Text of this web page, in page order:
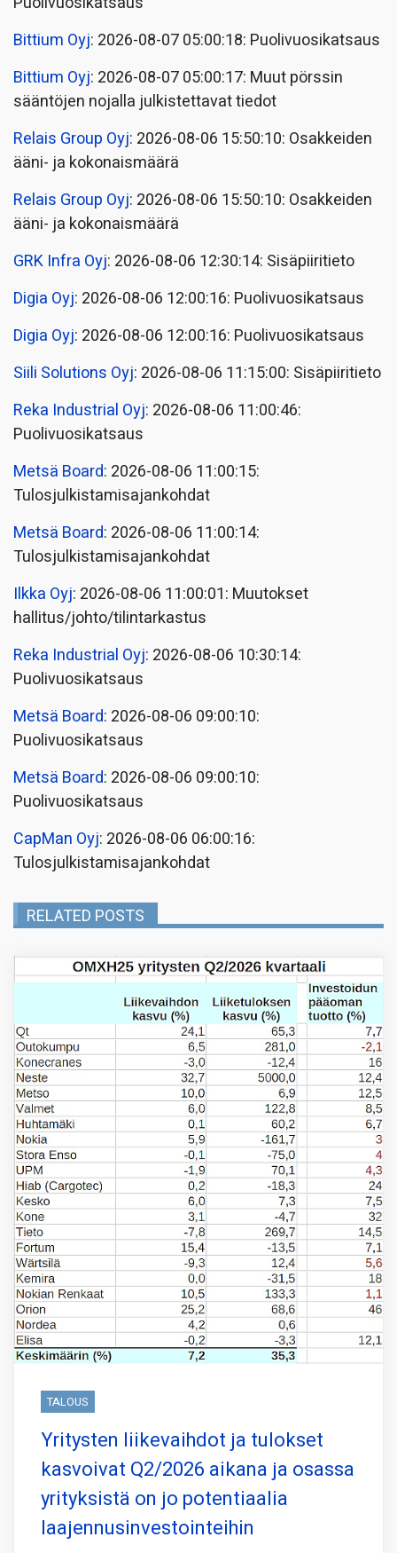
Bittium Oyj: 2026-08-07 05:00:18: Puolivuosikatsaus
Bittium Oyj: 2026-08-07 05:00:17: Muut pörssin
sääntöjen nojalla julkistettavat tiedot
Relais Group Oyj: 2026-08-06 15:50:10: Osakkeiden
ääni- ja kokonaismäärä
Relais Group Oyj: 2026-08-06 15:50:10: Osakkeiden
ääni- ja kokonaismäärä
GRK Infra Oyj: 2026-08-06 12:30:14: Sisäpiiritieto
Digia Oyj: 2026-08-06 12:00:16: Puolivuosikatsaus
Digia Oyj: 2026-08-06 12:00:16: Puolivuosikatsaus
Siili Solutions Oyj: 2026-08-06 11:15:00: Sisäpiiritieto
Reka Industrial Oyj: 2026-08-06 11:00:46:
Puolivuosikatsaus
Metsä Board: 2026-08-06 11:00:15:
Tulosjulkistamisajankohdat
Metsä Board: 2026-08-06 11:00:14:
Tulosjulkistamisajankohdat
Ilkka Oyj: 2026-08-06 11:00:01: Muutokset
hallitus/johto/tilintarkastus
Reka Industrial Oyj: 2026-08-06 10:30:14:
Puolivuosikatsaus
Metsä Board: 2026-08-06 09:00:10:
Puolivuosikatsaus
Metsä Board: 2026-08-06 09:00:10:
Puolivuosikatsaus
CapMan Oyj: 2026-08-06 06:00:16:
Tulosjulkistamisajankohdat
RELATED POSTS
TALOUS
Yritysten liikevaihdot ja tulokset
kasvoivat Q2/2026 aikana ja osassa
yrityksistä on jo potentiaalia
laajennusinvestointeihin